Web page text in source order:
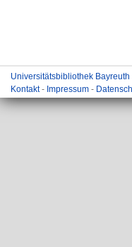
Universitätsbibliothek Bayreuth
Kontakt- Impressum -